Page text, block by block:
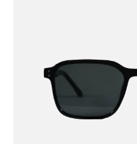
Material del marco
Policarbonato